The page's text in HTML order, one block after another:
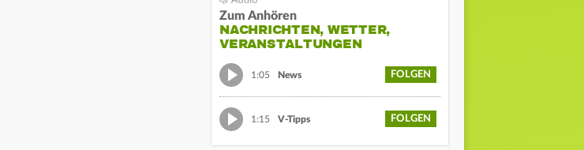
Zum Anhören
NACHRICHTEN, WETTER,
VERANSTALTUNGEN
1:05 News FOLGEN
1:15 V-Tipps FOLGEN